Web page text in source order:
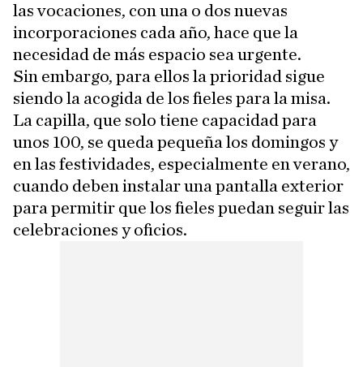
las vocaciones, con una o dos nuevas
incorporaciones cada año, hace que la
necesidad de más espacio sea urgente.
Sin embargo, para ellos la prioridad sigue
siendo la acogida de los fieles para la misa.
La capilla, que solo tiene capacidad para
unos 100, se queda pequeña los domingos y
en las festividades, especialmente en verano,
cuando deben instalar una pantalla exterior
para permitir que los fieles puedan seguir las
celebraciones y oficios.